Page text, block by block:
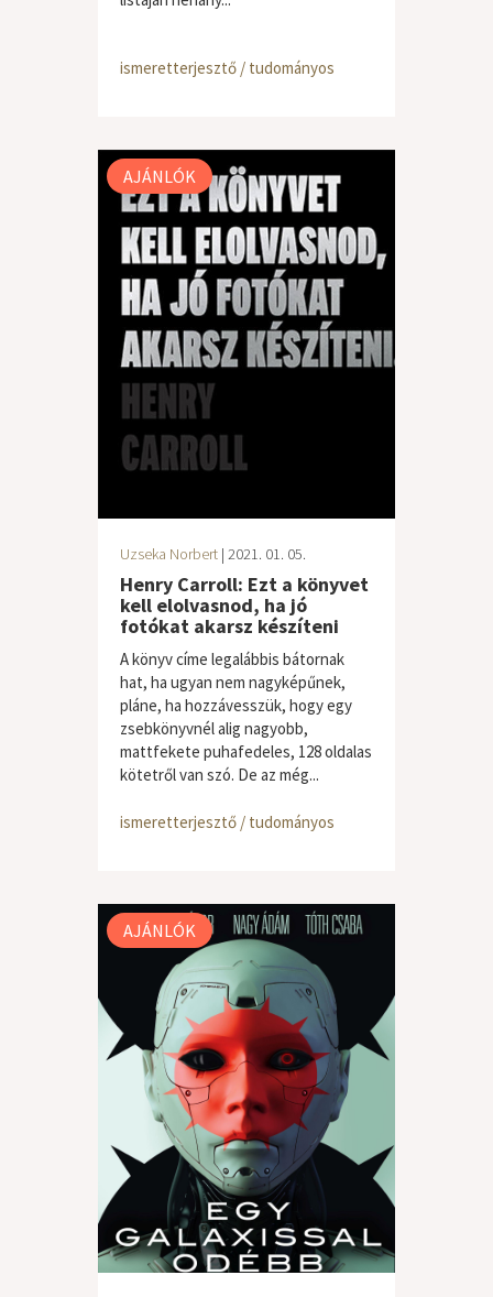
ismeretterjesztő / tudományos
AJÁNLÓK
Uzseka Norbert | 2021. 01. 05.
Henry Carroll: Ezt a könyvet
kell elolvasnod, ha jó
fotókat akarsz készíteni
A könyv címe legalábbis bátornak
hat, ha ugyan nem nagyképűnek,
pláne, ha hozzávesszük, hogy egy
zsebkönyvnél alig nagyobb,
mattfekete puhafedeles, 128 oldalas
kötetről van szó. De az még...
ismeretterjesztő / tudományos
AJÁNLÓK